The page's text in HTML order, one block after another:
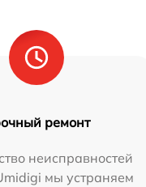
ремонт
неисправностей
мы устраняем